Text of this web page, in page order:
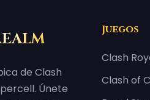
de Clash
Únete
Juegos
Clash
Clash of